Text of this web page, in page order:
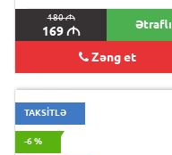
180M
169M Ətraflı
Zəng et
TAKSİTLƏ
-6 %